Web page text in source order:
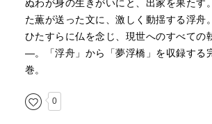
ぬわが身の生きがいにと、出家を果たす
た薫が送った文に、激しく動揺する浮舟
ひたすらに仏を念じ、現世へのすべての
―。「浮舟」から「夢浮橋」を収録する
巻。
0